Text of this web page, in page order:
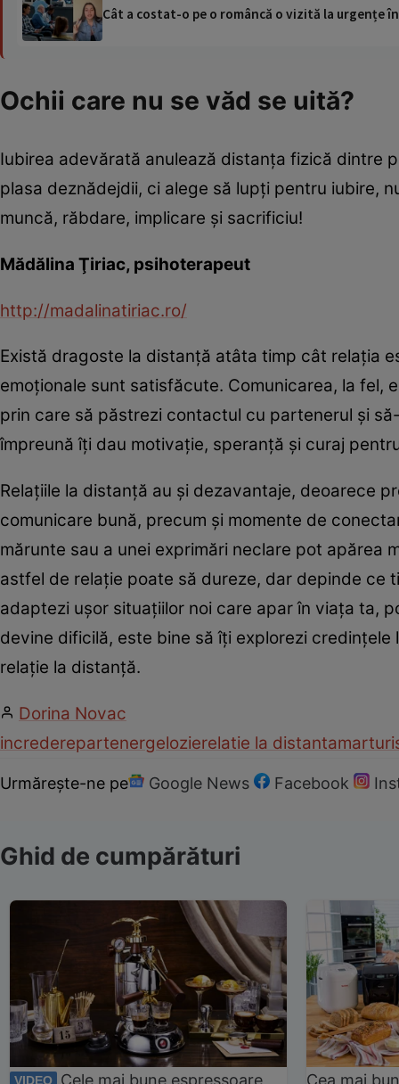
Cât a costat-o pe o româncă o vizită la urgențe
Ochii care nu se văd se uită?
Iubirea adevărată anulează distanţa fizică dintre
plasa deznădejdii, ci alege să lupţi pentru iubire,
muncă, răbdare, implicare şi sacrificiu!
Mădălina Ţiriac, psihoterapeut
http://madalinatiriac.ro/
Există dragoste la distanţă atâta timp cât relaţia
emoţionale sunt satisfăcute. Comunicarea, la
prin care să păstrezi contactul cu partenerul şi
împreună îţi dau motivaţie, speranţă şi curaj
Relaţiile la distanţă au şi dezavantaje, deoarece
comunicare bună, precum şi momente de
mărunte sau a unei exprimări neclare pot apărea
astfel de relaţie poate să dureze, dar depinde ce
adaptezi uşor situaţiilor noi care apar în viaţa ta,
devine dificilă, este bine să îţi explorezi
relaţie la distanţă.
Dorina Novac
increderepartenergelozierelatie la distanta
Urmărește-ne pe Google News Facebook
Ghid de cumpărături
VIDEO Cele mai bune espressoare Cea mai